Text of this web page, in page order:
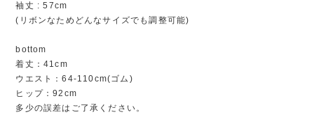
袖丈 : 57cm
(リボンなためどんなサイズでも調整可能)
bottom
着丈：41cm
ウエスト：64-110cm(ゴム)
ヒップ：92cm
多少の誤差はご了承ください。